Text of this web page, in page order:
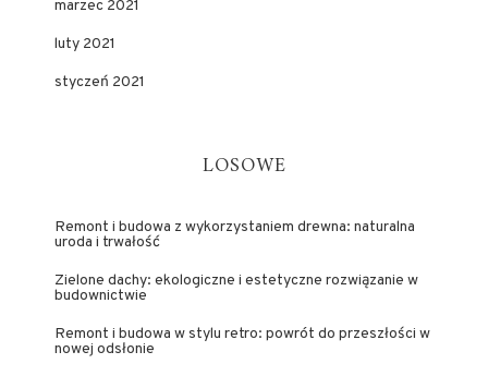
marzec 2021
luty 2021
styczeń 2021
LOSOWE
Remont i budowa z wykorzystaniem drewna: naturalna
uroda i trwałość
Zielone dachy: ekologiczne i estetyczne rozwiązanie w
budownictwie
Remont i budowa w stylu retro: powrót do przeszłości w
nowej odsłonie